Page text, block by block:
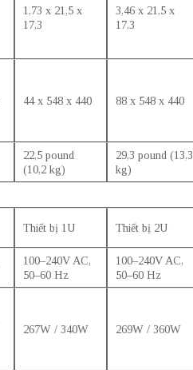
1,73 x 21,5 x
17,3
3,46 x 21,5 x
17,3
44 x 548 x 440 88 x 548 x 440
22,5 pound
(10,2 kg)
29,3 pound (13,3
kg)
Thiết bị 1U Thiết bị 2U
100–240V AC,
50–60 Hz
100–240V AC,
50–60 Hz
267W / 340W 269W / 360W